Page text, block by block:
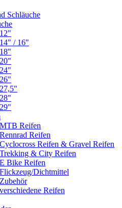
Schläuche
12"
14" / 16"
18"
20"
24"
26"
27,5"
28"
29"
MTB Reifen
Rennrad Reifen
Cyclocross Reifen & Gravel Reifen
Trekking & City Reifen
E Bike Reifen
Flickzeug/Dichtmittel
Zubehör
verschiedene Reifen